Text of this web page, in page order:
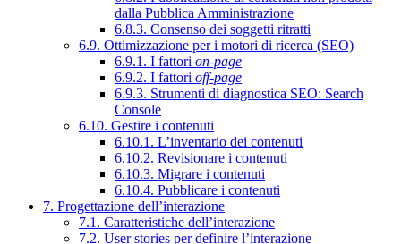
dalla Pubblica Amministrazione
6.8.3. Consenso dei soggetti ritratti
6.9. Ottimizzazione per i motori di ricerca (SEO)
6.9.1. I fattori on-page
6.9.2. I fattori off-page
6.9.3. Strumenti di diagnostica SEO: Search
Console
6.10. Gestire i contenuti
6.10.1. L’inventario dei contenuti
6.10.2. Revisionare i contenuti
6.10.3. Migrare i contenuti
6.10.4. Pubblicare i contenuti
7. Progettazione dell’interazione
7.1. Caratteristiche dell’interazione
7.2. User stories per definire l’interazione